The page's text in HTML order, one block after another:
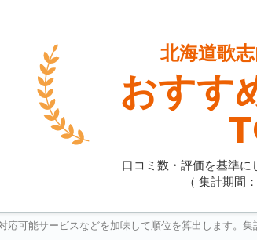
北海道歌
おすす
口コミ数・評価を基準に
（ 集計期間
応可能サービスなどを加味して順位を算出します。集